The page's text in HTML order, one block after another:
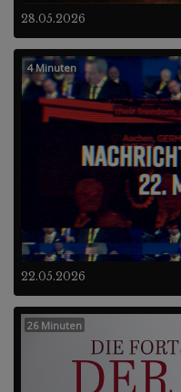
28.05.2026
22.05.2026
4 Minuten
26 Minuten